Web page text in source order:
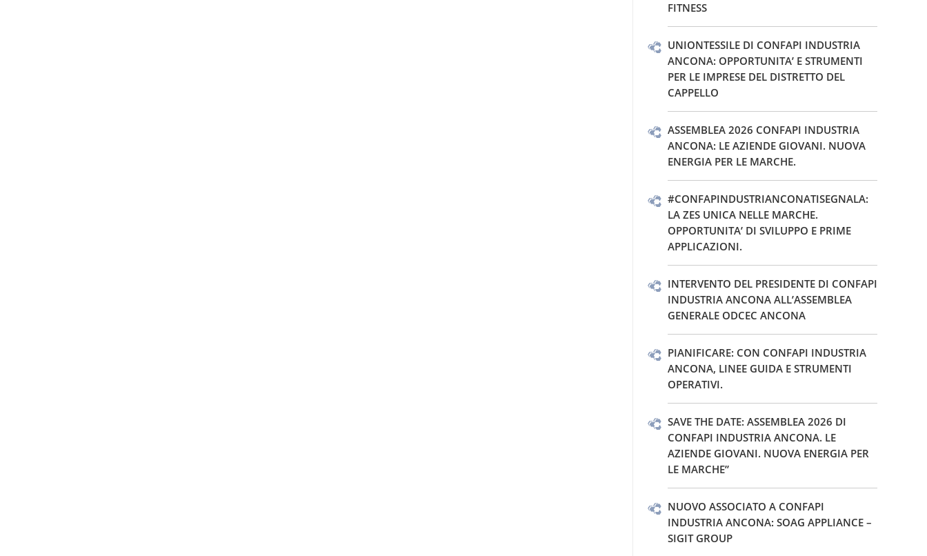
FITNESS
UNIONTESSILE DI CONFAPI INDUSTRIA
ANCONA: OPPORTUNITA’ E STRUMENTI
PER LE IMPRESE DEL DISTRETTO DEL
CAPPELLO
ASSEMBLEA 2026 CONFAPI INDUSTRIA
ANCONA: LE AZIENDE GIOVANI. NUOVA
ENERGIA PER LE MARCHE.
#CONFAPINDUSTRIANCONATISEGNALA:
LA ZES UNICA NELLE MARCHE.
OPPORTUNITA’ DI SVILUPPO E PRIME
APPLICAZIONI.
INTERVENTO DEL PRESIDENTE DI CONFAPI
INDUSTRIA ANCONA ALL’ASSEMBLEA
GENERALE ODCEC ANCONA
PIANIFICARE: CON CONFAPI INDUSTRIA
ANCONA, LINEE GUIDA E STRUMENTI
OPERATIVI.
SAVE THE DATE: ASSEMBLEA 2026 DI
CONFAPI INDUSTRIA ANCONA. LE
AZIENDE GIOVANI. NUOVA ENERGIA PER
LE MARCHE”
NUOVO ASSOCIATO A CONFAPI
INDUSTRIA ANCONA: SOAG APPLIANCE –
SIGIT GROUP